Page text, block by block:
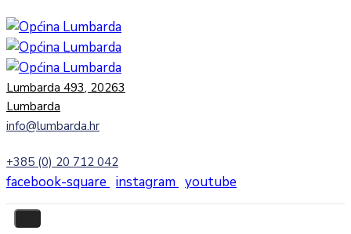
Lumbarda 493, 20263
Lumbarda
info@lumbarda.hr
+385 (0) 20 712 042
facebook-square instagram youtube